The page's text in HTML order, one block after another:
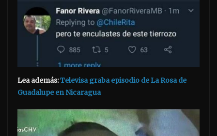
Lea además:Televisa graba episodio de La Rosa de
Guadalupe en Nicaragua